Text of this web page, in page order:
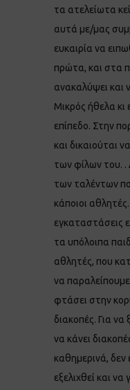
τα ατελείωτα
αυτά με/μας
ευκαιρία να
πρώτα, και στα
ανακαλύψει και
Μικρός ήθελα
επίπεδο. Στην
και δικαιούται
των φίλων του. .
των ταλέντων
κάποιοι
εγκαταστάσεις
τα υπόλοιπα
αθλητές, που
να
φτάσει στην
διακοπές. Για
να κάνει
καθημερινά, δεν
εξελιχθεί και